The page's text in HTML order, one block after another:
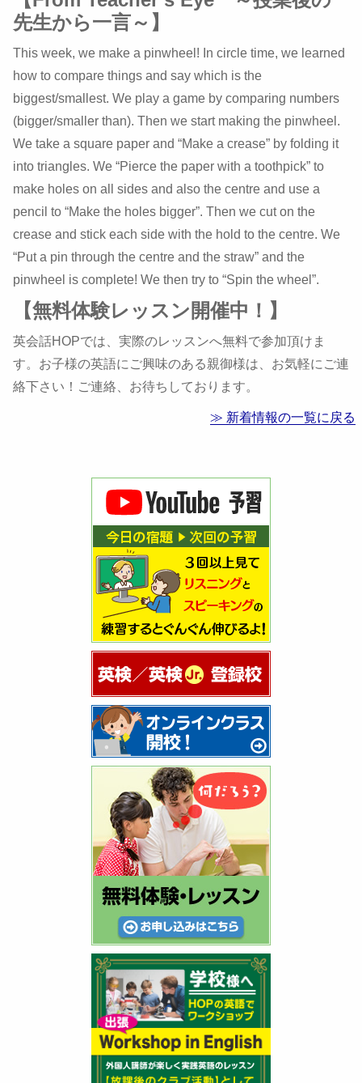
先生から一言～】
This week, we make a pinwheel! In circle time, we learned
how to compare things and say which is the
biggest/smallest. We play a game by comparing numbers
(bigger/smaller than). Then we start making the pinwheel.
We take a square paper and “Make a crease” by folding it
into triangles. We “Pierce the paper with a toothpick” to
make holes on all sides and also the centre and use a
pencil to “Make the holes bigger”. Then we cut on the
crease and stick each side with the hold to the centre. We
“Put a pin through the centre and the straw” and the
pinwheel is complete! We then try to “Spin the wheel”.
【無料体験レッスン開催中！】
英会話HOPでは、実際のレッスンへ無料で参加頂けま
す。お子様の英語にご興味のある親御様は、お気軽にご連
絡下さい！ご連絡、お待ちしております。
≫ 新着情報の一覧に戻る